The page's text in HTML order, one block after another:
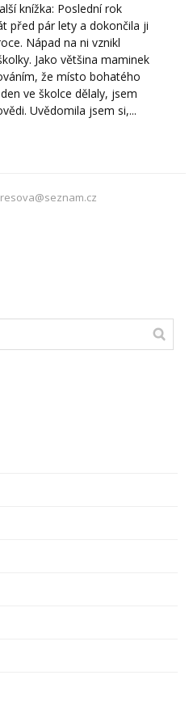
knížka: Poslední rok
před pár lety a dokončila ji
Nápad na ni vznikl
Jako většina maminek
že místo bohatého
ve školce dělaly, jsem
Uvědomila jsem si,...